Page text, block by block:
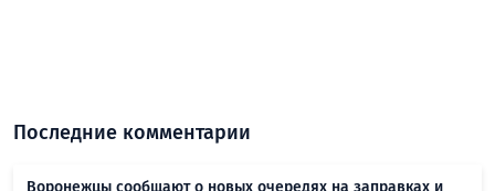
Последние комментарии